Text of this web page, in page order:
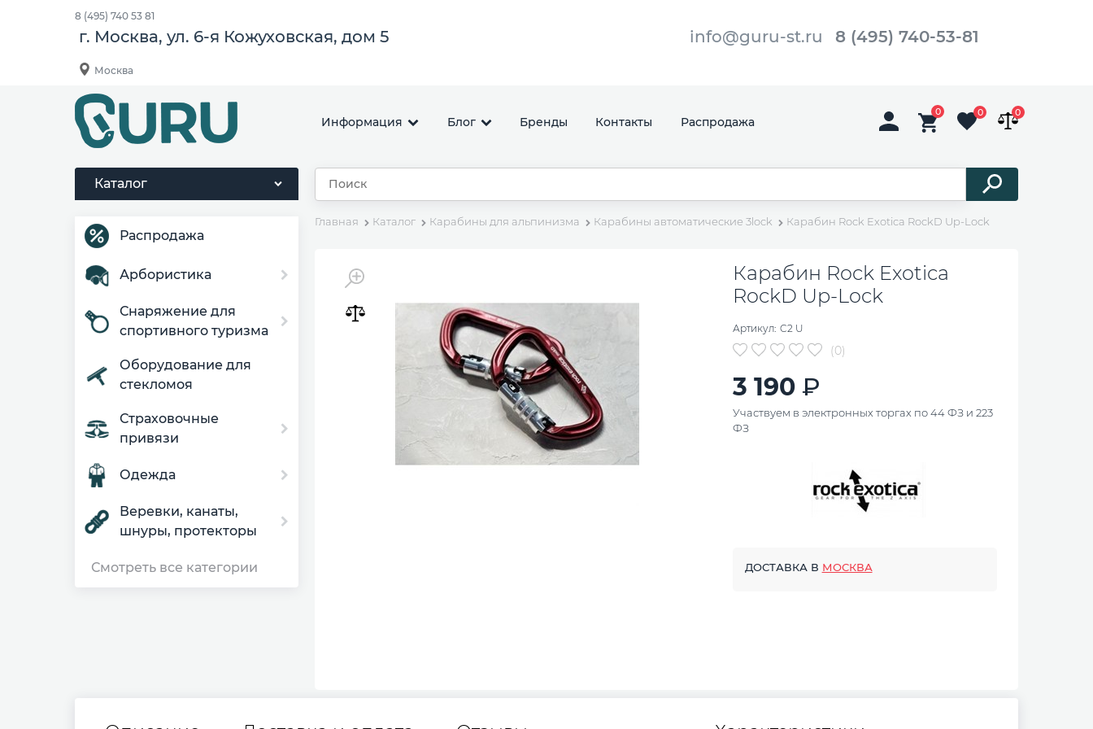
8 (495) 740 53 81
г. Москва, ул. 6-я Кожуховская, дом 5 info@guru-st.ru 8 (495) 740-53-81
Москва
Информация Блог Бренды Контакты Распродажа
0 0 0
Каталог
Распродажа
Арбористика
Снаряжение для
спортивного туризма
Оборудование для
стекломоя
Страховочные
привязи
Одежда
Веревки, канаты,
шнуры, протекторы
Смотреть все категории
Главная Каталог Карабины для альпинизма Карабины автоматические 3lock Карабин Rock Exotica RockD Up-Lock
Карабин Rock Exotica
RockD Up-Lock
Артикул: C2 U
(0)
3 190
Участвуем в электронных торгах по 44 ФЗ и 223
ФЗ
ДОСТАВКА В МОСКВА